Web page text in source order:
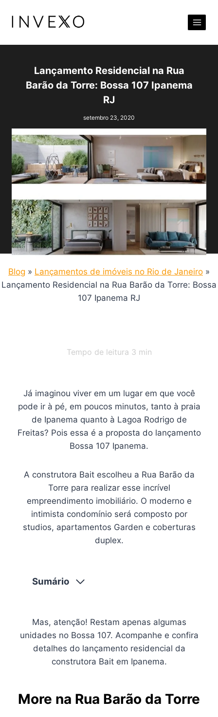
para
Conteúdo
Lançamento Residencial na Rua
Barão da Torre: Bossa 107 Ipanema
RJ
setembro 23, 2020
Blog » Lançamentos de imóveis no Rio de Janeiro »
Lançamento Residencial na Rua Barão da Torre: Bossa
107 Ipanema RJ
Tempo de leitura 3 min
Já imaginou viver em um lugar em que você
pode ir à pé, em poucos minutos, tanto à praia
de Ipanema quanto à Lagoa Rodrigo de
Freitas? Pois essa é a proposta do lançamento
Bossa 107 Ipanema.
A construtora Bait escolheu a Rua Barão da
Torre para realizar esse incrível
empreendimento imobiliário. O moderno e
intimista condomínio será composto por
studios, apartamentos Garden e coberturas
duplex.
Sumário
Mas, atenção! Restam apenas algumas
unidades no Bossa 107. Acompanhe e confira
detalhes do lançamento residencial da
construtora Bait em Ipanema.
More na Rua Barão da Torre